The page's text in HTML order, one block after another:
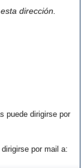
dirección.
puede dirigirse por
por mail a: